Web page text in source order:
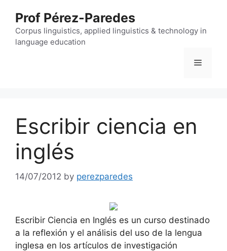
content
Prof Pérez-Paredes
Corpus linguistics, applied linguistics & technology in
language education
Menu
Escribir ciencia en
inglés
14/07/2012 by perezparedes
Escribir Ciencia en Inglés es un curso destinado
a la reflexión y el análisis del uso de la lengua
inglesa en los artículos de investigación